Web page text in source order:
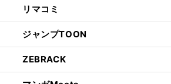
リマコミ
ジャンプTOON
ZEBRACK